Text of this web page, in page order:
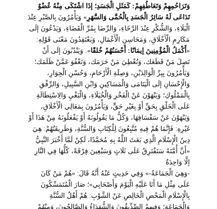
وَتَرَاحُمِهِمْ وَتَعَاطُفِهِمْ: كَمَثَلِ الْجَسَدِ؛ إذَا اشْتَكَى مِنْهُ عُضْوٌ
تَدَاعَى لَهُ سَائِرُ الْجَسَدِ بِالْحُمَّى وَالسَّهَرِ» وَيَأْمُرُونَ بِالصَّبْرِ عِنْدَ
الْبَلَاءِ، وَالشُّكْرِ عِنْدَ الرَّخَاءِ، وَالرِّضَا بِمُرِّ الْقَضَاءِ، وَيَدْعُونَ إلَى
مَكَارِمِ الْأَخْلَاقِ، وَمَحَاسِنِ الْأَعْمَالِ، وَيَعْتَقِدُونَ مَعْنَى قَوْلِهِ:
«أَكْمَلُ الْمُؤْمِنِينَ إيمَانًا: أَحْسَنُهُمْ خُلقًا». وَيَنْدُبُونَ إلَى أَنْ
تَصِلَ مَنْ قَطَعَك، وَتُعْطِيَ مَنْ حَرَمَك، وَتَعْفُوَ عَمَّنْ ظَلَمَك؛
وَيَأْمُرُونَ بِبِرِّ الْوَالِدَيْنِ، وَصِلَةِ الْأَرْحَامِ، وَحُسْنِ الْجِوَارِ،
وَالْإِحْسَانِ إلَى الْيَتَامَى وَالْمَسَاكِينِ وَابْنِ السَّبِيلِ، وَالرِّفْقِ
بِالْمَمْلُوكِ؛ وَيَنْهَوْنَ عَنْ الْفَخْرِ وَالْخُيَلَاءِ، وَالْبَغْيِ وَالِاسْتِطَالَةِ
عَلَى الْخَلْقِ بِحَقِّ أَوْ بِغَيْرِ حَقٍّ، وَيَأْمُرُونَ بِمَعَالِي الْأَخْلَاقِ،
وَيَنْهَوْنَ عَنْ سَفْسَافِهَا، وَكُلُّ مَا يَقُولُونَهُ أَوْ يَفْعَلُونَهُ مِنْ هَذَا أَوْ
غَيْرِهِ: فَإِنَّمَا هُمْ فِيهِ مُتَّبِعُونَ لِلْكِتَابِ وَالسُّنَّةِ، وَطَرِيقَتُهُمْ: هِيَ
دِينُ الْإِسْلَامِ الَّذِي بَعَثَ اللَّهُ بِهِ مُحَمَّدًا، لَكِنْ لَمَّا أَخْبَرَ النَّبِيُّ
«أَنَّ أُمَّتَهُ سَتَفْتَرِقُ عَلَى ثَلَاثٍ وَسَبْعِينَ فِرْقَةً، كُلُّهَا فِي النَّارِ
إلَّا وَاحِدَةٌ
-وَهِيَ الْجَمَاعَةُ-» وَفِي حَدِيثٍ عَنْهُ أَنَّهُ قَالَ: «هُمْ مَنْ كَانَ
عَلَى مِثْلِ مَا أَنَا عَلَيْهِ الْيَوْمَ وَأَصْحَابِي»؛ صَارَ الْمُتَمَسِّكُونَ
بِالْإِسْلَامِ الْمَحْضِ الْخَالِصِ عَنْ الشَّوْبِ: هُمْ أَهْلُ السُّنَّةِ
وَالْجَمَاعَةِ؛ وَفِيهِمْ الصِّدِّيقُونَ وَالشُّهَدَاءُ وَالصَّالِحُونَ، وَمِنْهُمْ